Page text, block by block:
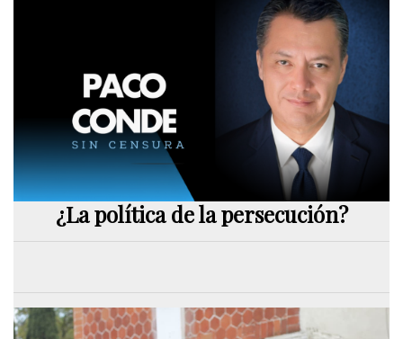
¿La política de la persecución?